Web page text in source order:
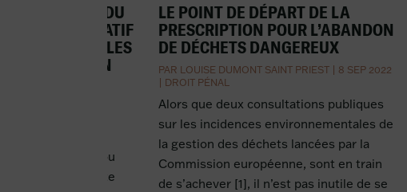
PUBLICATION DU
2022 RELATIF
DES NOUVELLES
ses produits ou
ou un site
LE POINT DE DÉPART DE LA
PRESCRIPTION POUR L’ABANDON
DE DÉCHETS DANGEREUX
PAR LOUISE DUMONT SAINT PRIEST| 8 SEP 2022
DROIT PÉNAL
Alors que deux consultations publiques
sur les incidences environnementales de
la gestion des déchets lancées par la
Commission européenne, sont en train
de s’achever [1], il n’est pas inutile de se